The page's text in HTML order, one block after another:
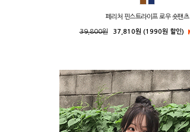
페리처 핀스트라이프 로우 숏팬츠
39,800원 37,810원 (1990원 할인)